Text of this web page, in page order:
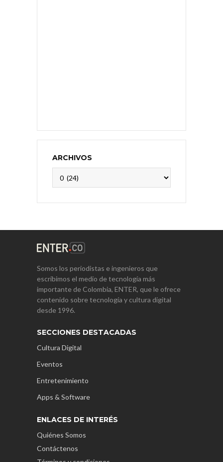
ARCHIVOS
Somos los periodistas e ingenieros que
escribimos el medio de tecnología más
importante de Colombia, ENTER, que le ofrece
contenido sobre tecnología y cultura digital
desde 1996.
SECCIONES DESTACADAS
Cultura Digital
Eventos
Entretenimiento
Apps & Software
ENLACES DE INTERÉS
Quiénes Somos
Contáctenos